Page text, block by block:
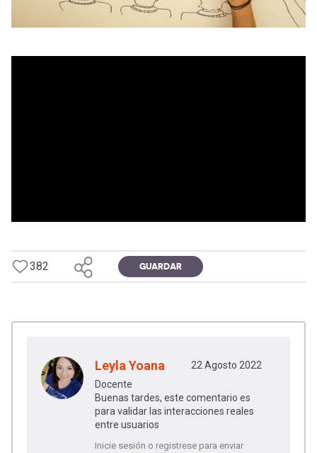
382 GUARDAR
Leyla Yoana
Docente
22 Agosto 2022
Inicie sesión o registrese para enviar
Buenas tardes, este comentario es
para validar las interacciones reales
entre usuarios